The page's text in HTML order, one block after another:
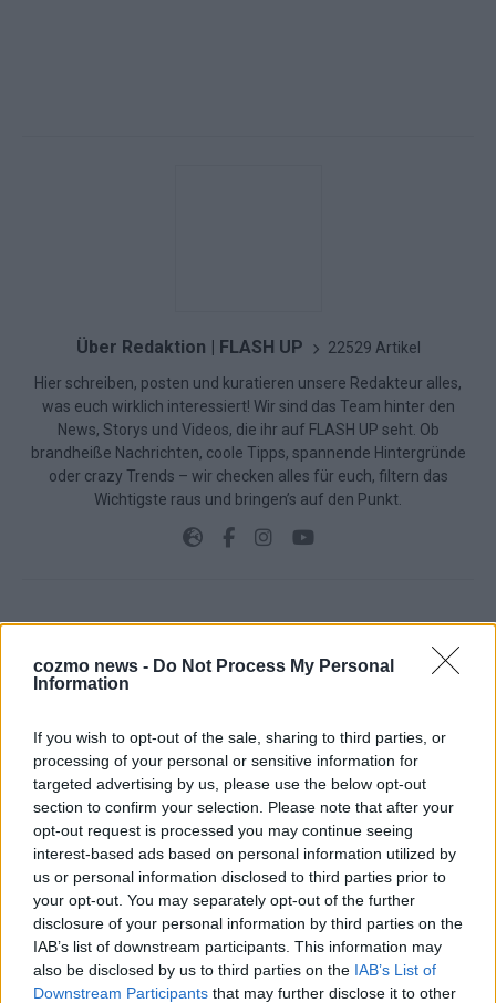
cozmo news - Do Not Process My Personal
Information
If you wish to opt-out of the sale, sharing to third parties, or
processing of your personal or sensitive information for
targeted advertising by us, please use the below opt-out
section to confirm your selection. Please note that after your
opt-out request is processed you may continue seeing
interest-based ads based on personal information utilized by
us or personal information disclosed to third parties prior to
your opt-out. You may separately opt-out of the further
disclosure of your personal information by third parties on the
IAB’s list of downstream participants. This information may
also be disclosed by us to third parties on the IAB’s List of
Downstream Participants that may further disclose it to other
Über Redaktion | FLASH UP 22529 Artikel
Hier schreiben, posten und kuratieren unsere Redakteur alles,
was euch wirklich interessiert! Wir sind das Team hinter den
News, Storys und Videos, die ihr auf FLASH UP seht. Ob
brandheiße Nachrichten, coole Tipps, spannende Hintergründe
oder crazy Trends – wir checken alles für euch, filtern das
Wichtigste raus und bringen’s auf den Punkt.
Monaco, Sallys Café, Westernbrauerei – der
Europa-Park 2026 macht vieles neu
Juni 2026
DARA gewinnt verdient, Israel beunruhigend –
unser Kommentar zum ESC 2026
KOMMENTAR